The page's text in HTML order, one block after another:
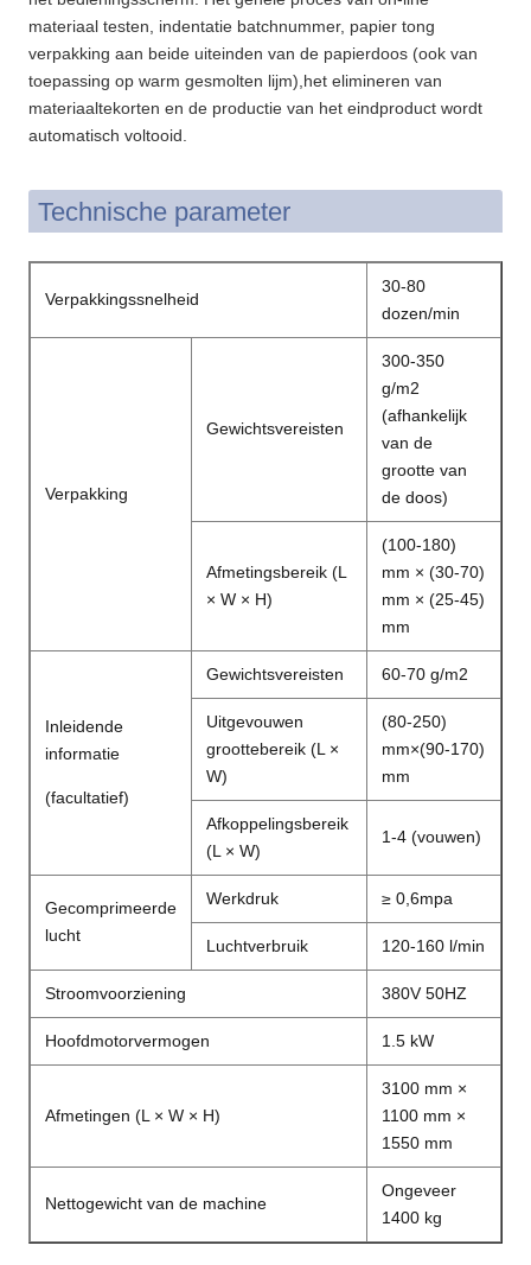
materiaal testen, indentatie batchnummer, papier tong
verpakking aan beide uiteinden van de papierdoos (ook van
toepassing op warm gesmolten lijm),het elimineren van
materiaaltekorten en de productie van het eindproduct wordt
automatisch voltooid.
Technische parameter
Verpakkingssnelheid
30-80
dozen/min
Verpakking
Gewichtsvereisten
300-350
g/m2
(afhankelijk
van de
grootte van
de doos)
Afmetingsbereik (L
× W × H)
(100-180)
mm × (30-70)
mm × (25-45)
mm
Inleidende
informatie
(facultatief)
Gewichtsvereisten 60-70 g/m2
Uitgevouwen
groottebereik (L ×
W)
(80-250)
mm×(90-170)
mm
Afkoppelingsbereik
(L × W)
1-4 (vouwen)
Gecomprimeerde
lucht
Werkdruk ≥ 0,6mpa
Luchtverbruik 120-160 l/min
Stroomvoorziening 380V 50HZ
Hoofdmotorvermogen 1.5 kW
Afmetingen (L × W × H)
3100 mm ×
1100 mm ×
1550 mm
Nettogewicht van de machine
Ongeveer
1400 kg